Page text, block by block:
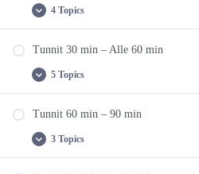
Expand
Tunnit
5
–
30
4 Topics
Tunnit 30 min – Alle 60 min
Expand
Tunnit
30
–
60
5 Topics
Tunnit 60 min – 90 min
Expand
Tunnit
60
3 Topics